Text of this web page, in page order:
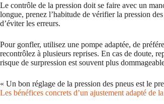
Le contrôle de la pression doit se faire avec un
longue, prenez l’habitude de vérifier la pression
d’éviter les erreurs.
Pour gonfler, utilisez une pompe adaptée, de
recontrôlez à plusieurs reprises. En cas de doute,
risque de surpression est souvent plus
« Un bon réglage de la pression des pneus est le
Les bénéfices concrets d’un ajustement adapté de